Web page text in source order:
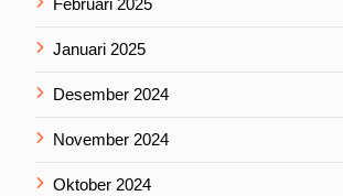
Februari 2025
Januari 2025
Desember 2024
November 2024
Oktober 2024